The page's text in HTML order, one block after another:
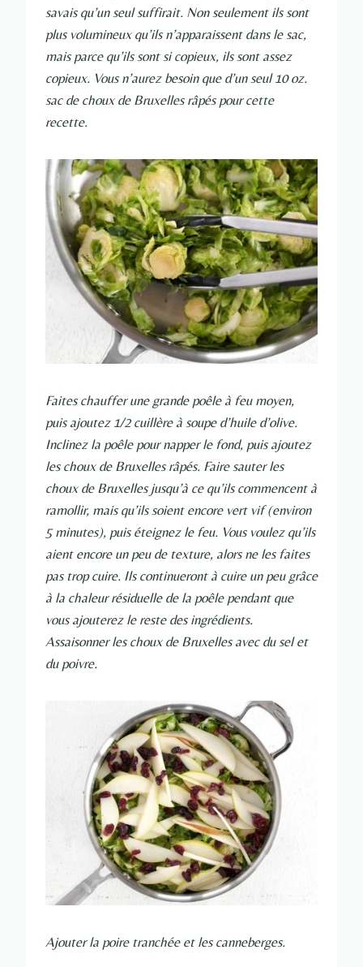
savais qu’un seul suffirait. Non seulement ils sont
plus volumineux qu’ils n’apparaissent dans le sac,
mais parce qu’ils sont si copieux, ils sont assez
copieux. Vous n’aurez besoin que d’un seul 10 oz.
sac de choux de Bruxelles râpés pour cette
recette.
Faites chauffer une grande poêle à feu moyen,
puis ajoutez 1/2 cuillère à soupe d’huile d’olive.
Inclinez la poêle pour napper le fond, puis ajoutez
les choux de Bruxelles râpés. Faire sauter les
choux de Bruxelles jusqu’à ce qu’ils commencent à
ramollir, mais qu’ils soient encore vert vif (environ
5 minutes), puis éteignez le feu. Vous voulez qu’ils
aient encore un peu de texture, alors ne les faites
pas trop cuire. Ils continueront à cuire un peu grâce
à la chaleur résiduelle de la poêle pendant que
vous ajouterez le reste des ingrédients.
Assaisonner les choux de Bruxelles avec du sel et
du poivre.
Ajouter la poire tranchée et les canneberges.